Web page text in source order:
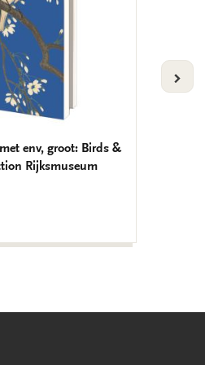
env, groot: Birds &
Rijksmuseum